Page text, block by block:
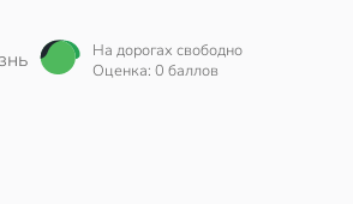
На дорогах свободно
Оценка: 0 баллов